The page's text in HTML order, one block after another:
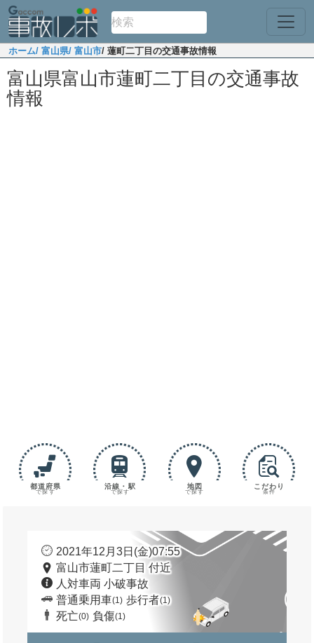
ホーム/ 富山県/ 富山市/ 蓮町二丁目の交通事故情報
富山県富山市蓮町二丁目の交通事故
情報
都道府県
で探す
沿線・駅
で探す
地図
で探す
こだわり
条件
2021年12月3日(金)07:55
富山市蓮町二丁目 付近
人対車両 小破事故
普通乗用車(1) 歩行者(1)
死亡(0) 負傷(1)